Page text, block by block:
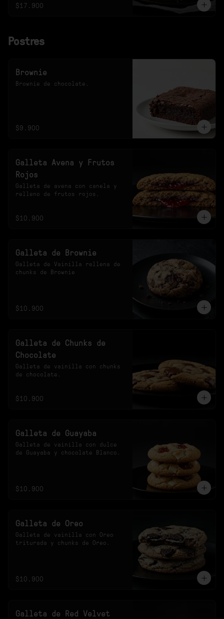
$17.900
Postres
Brownie
Brownie de chocolate.
$9.900
Galleta Avena y Frutos
Rojos
Galleta de avena con canela y
relleno de frutos rojos.
$10.900
Galleta de Brownie
Galleta de Vainilla rellena de
chunks de Brownie
$10.900
Galleta de Chunks de
Chocolate
Galleta de vainilla con chunks
de chocolate.
$10.900
Galleta de Guayaba
Galleta de vainilla con dulce
de Guayaba y chocolate Blanco.
$10.900
Galleta de Oreo
Galleta de vainilla con Oreo
triturada y chunks de Oreo.
$10.900
Galleta de Red Velvet